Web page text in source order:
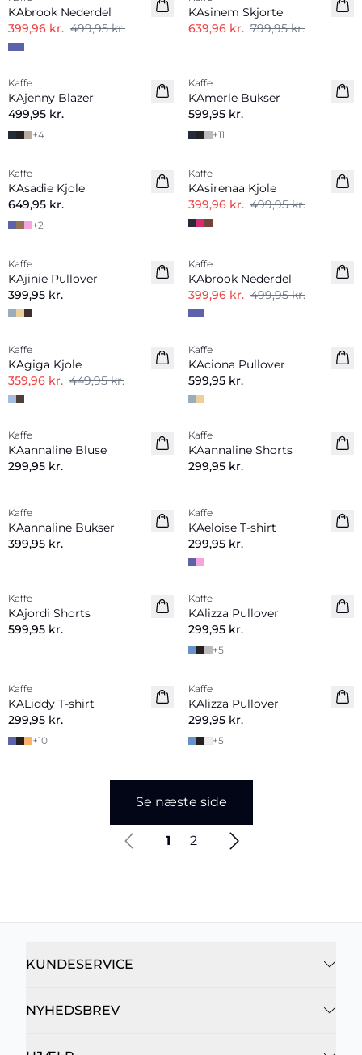
KAbrook Nederdel
399,96 kr. 499,95 kr.
KAsinem Skjorte
639,96 kr. 799,95 kr.
Kaffe
KAjenny Blazer
499,95 kr.
+4
Kaffe
KAmerle Bukser
599,95 kr.
+11
Nyhed
Kaffe
KAsadie Kjole
649,95 kr.
+2
Kaffe
KAsirenaa Kjole
399,96 kr. 499,95 kr.
Nyhed
Kaffe
KAjinie Pullover
399,95 kr.
Kaffe
KAbrook Nederdel
399,96 kr. 499,95 kr.
-20%
Kaffe
KAgiga Kjole
359,96 kr. 449,95 kr.
Nyhed
Kaffe
KAciona Pullover
599,95 kr.
Kaffe
KAannaline Bluse
299,95 kr.
Kaffe
KAannaline Shorts
299,95 kr.
Kaffe
KAannaline Bukser
399,95 kr.
Nyhed
Kaffe
KAeloise T-shirt
299,95 kr.
Nyhed
Kaffe
KAjordi Shorts
599,95 kr.
Nyhed
Kaffe
KAlizza Pullover
299,95 kr.
+5
Nyhed
Kaffe
KALiddy T-shirt
299,95 kr.
+10
Nyhed
Kaffe
KAlizza Pullover
299,95 kr.
+5
Se næste side
1 2
KUNDESERVICE
NYHEDSBREV